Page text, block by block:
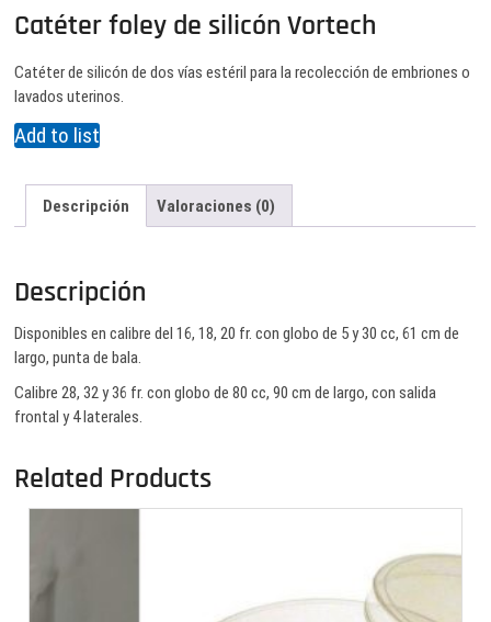
Catéter foley de silicón Vortech
Catéter de silicón de dos vías estéril para la recolección de embriones o
lavados uterinos.
Add to list
Descripción Valoraciones (0)
Descripción
Disponibles en calibre del 16, 18, 20 fr. con globo de 5 y 30 cc, 61 cm de
largo, punta de bala.
Calibre 28, 32 y 36 fr. con globo de 80 cc, 90 cm de largo, con salida
frontal y 4 laterales.
Related Products